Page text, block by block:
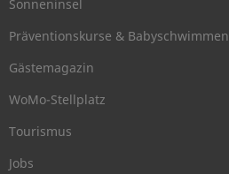
Sonneninsel
Präventionskurse & Babyschwimmen
Gästemagazin
WoMo-Stellplatz
Tourismus
Jobs